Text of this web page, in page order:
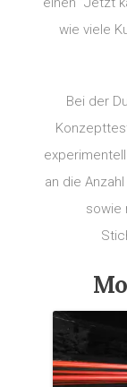
wie viele
Bei der
an die
sowie